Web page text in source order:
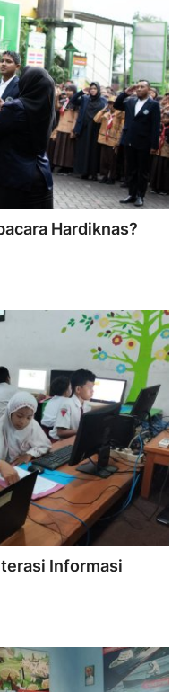
Hardiknas?
Informasi